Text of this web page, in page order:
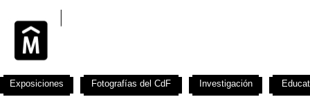
Exposiciones Fotografías del CdF Investigación